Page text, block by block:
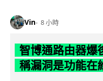
Vin 8 小時
智博通路由器爆
稱漏洞是功能在